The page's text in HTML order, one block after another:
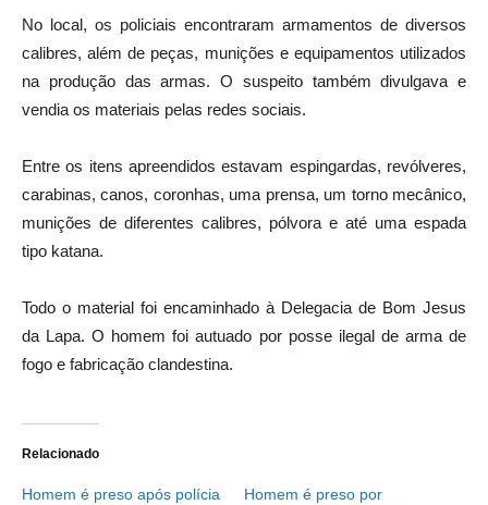
No local, os policiais encontraram armamentos de diversos
calibres, além de peças, munições e equipamentos utilizados
na produção das armas. O suspeito também divulgava e
vendia os materiais pelas redes sociais.
Entre os itens apreendidos estavam espingardas, revólveres,
carabinas, canos, coronhas, uma prensa, um torno mecânico,
munições de diferentes calibres, pólvora e até uma espada
tipo katana.
Todo o material foi encaminhado à Delegacia de Bom Jesus
da Lapa. O homem foi autuado por posse ilegal de arma de
fogo e fabricação clandestina.
Relacionado
Homem é preso após polícia
Homem é preso por